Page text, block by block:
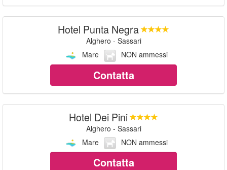
Hotel Punta Negra
Alghero - Sassari
Mare
NON ammessi
Contatta
Hotel Dei Pini
Alghero - Sassari
Mare
NON ammessi
Contatta